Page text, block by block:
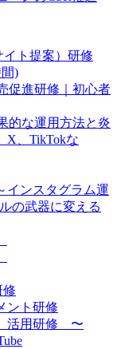
ト提案）研修
)
促進研修｜初心者
的な運用方法と炎
X、TikTokな
インスタグラム運
の武器に変える
修
ント研修
活用研修 〜